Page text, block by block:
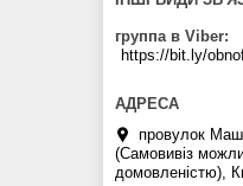
группа в Viber
https://bit.ly/
провулок
(Самовивіз
домовленістю),